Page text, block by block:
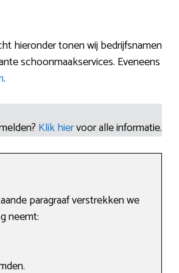
hieronder tonen wij bedrijfsnamen
schoonmaakservices. Eveneens
.
Klik hiervoor alle informatie.
paragraaf verstrekken we
neemt: